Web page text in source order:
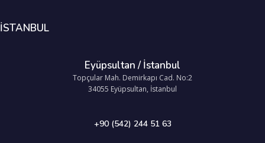
İSTANBUL
Eyüpsultan / İstanbul
Topçular Mah. Demirkapı Cad. No:2
34055 Eyüpsultan, İstanbul
+90 (542) 244 51 63